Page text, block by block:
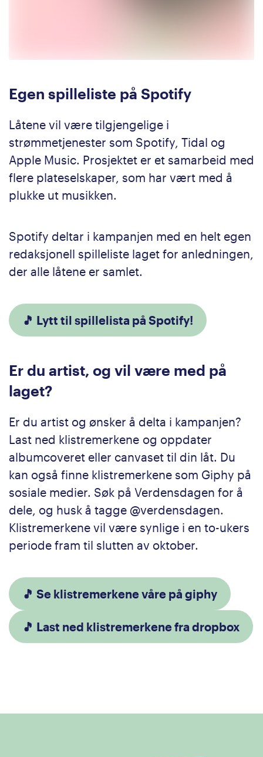
Egen spilleliste på Spotify
Låtene vil være tilgjengelige i
strømmetjenester som Spotify, Tidal og
Apple Music. Prosjektet er et samarbeid med
flere plateselskaper, som har vært med å
plukke ut musikken.
Spotify deltar i kampanjen med en helt egen
redaksjonell spilleliste laget for anledningen,
der alle låtene er samlet.
🎵 Lytt til spillelista på Spotify!
Er du artist, og vil være med på
laget?
Er du artist og ønsker å delta i kampanjen?
Last ned klistremerkene og oppdater
albumcoveret eller canvaset til din låt. Du
kan også finne klistremerkene som Giphy på
sosiale medier. Søk på Verdensdagen for å
dele, og husk å tagge @verdensdagen.
Klistremerkene vil være synlige i en to-ukers
periode fram til slutten av oktober.
🎵 Se klistremerkene våre på giphy
🎵 Last ned klistremerkene fra dropbox